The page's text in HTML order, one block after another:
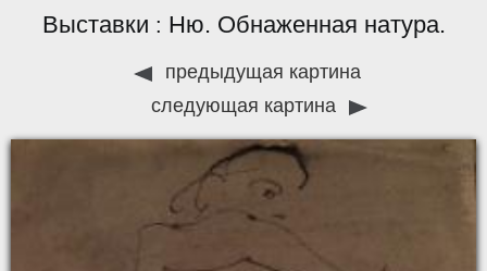
Выставки : Ню. Обнаженная натура.
предыдущая картина
следующая картина